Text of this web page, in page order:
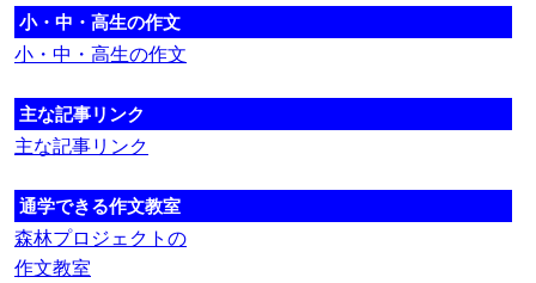
小・中・高生の作文
小・中・高生の作文
主な記事リンク
主な記事リンク
通学できる作文教室
森林プロジェクトの
作文教室